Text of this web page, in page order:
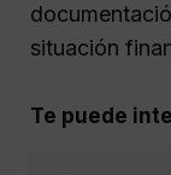
situación
Te puede